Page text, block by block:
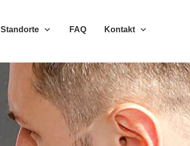
Standorte FAQ Kontakt